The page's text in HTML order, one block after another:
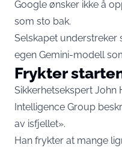
Google ønsker ikke å
som sto bak.
Selskapet understreker
egen Gemini-modell
Frykter
Sikkerhetsekspert John
Intelligence Group
av isfjellet».
Han frykter at mange